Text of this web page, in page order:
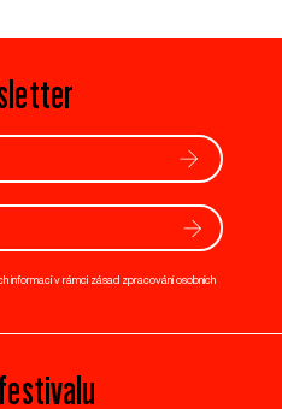
informací v rámci zásad zpracování osobních